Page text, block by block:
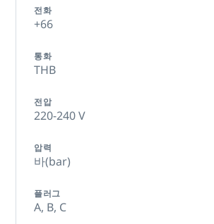
전화
+66
통화
THB
전압
220-240 V
압력
바(bar)
플러그
A, B, C